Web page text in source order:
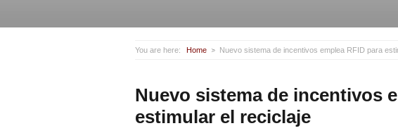
You are here: Home Nuevo sistema de incentivos emplea RFID para
Nuevo sistema de incentivos
estimular el reciclaje